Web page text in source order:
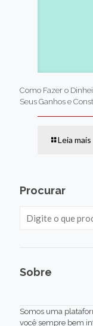
Como Fazer o
Seus Ganhos e
Leia mais
Procurar
Sobre
Somos uma
você sempre bem